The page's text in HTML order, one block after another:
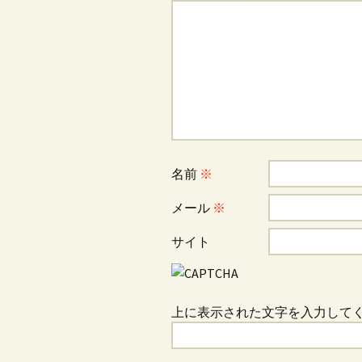
名前 ※
メール ※
サイト
上に表示された文字を入力して